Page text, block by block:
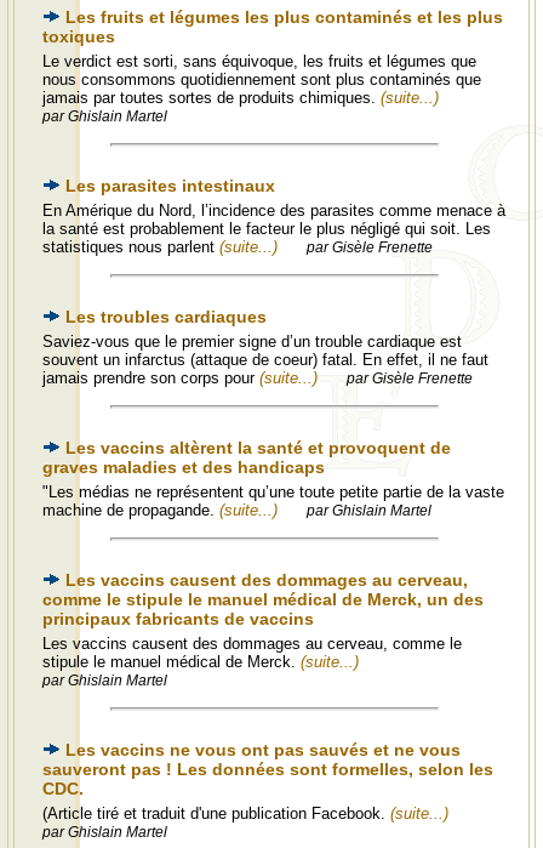
Les fruits et légumes les plus contaminés et les plus
toxiques
Le verdict est sorti, sans équivoque, les fruits et légumes que
nous consommons quotidiennement sont plus contaminés que
jamais par toutes sortes de produits chimiques. (suite...)
par Ghislain Martel
Les parasites intestinaux
En Amérique du Nord, l’incidence des parasites comme menace à
la santé est probablement le facteur le plus négligé qui soit. Les
statistiques nous parlent (suite...) par Gisèle Frenette
Les troubles cardiaques
Saviez-vous que le premier signe d’un trouble cardiaque est
souvent un infarctus (attaque de coeur) fatal. En effet, il ne faut
jamais prendre son corps pour (suite...) par Gisèle Frenette
Les vaccins altèrent la santé et provoquent de
graves maladies et des handicaps
"Les médias ne représentent qu’une toute petite partie de la vaste
machine de propagande. (suite...) par Ghislain Martel
Les vaccins causent des dommages au cerveau,
comme le stipule le manuel médical de Merck, un des
principaux fabricants de vaccins
Les vaccins causent des dommages au cerveau, comme le
stipule le manuel médical de Merck. (suite...)
par Ghislain Martel
Les vaccins ne vous ont pas sauvés et ne vous
sauveront pas ! Les données sont formelles, selon les
CDC.
(Article tiré et traduit d'une publication Facebook. (suite...)
par Ghislain Martel